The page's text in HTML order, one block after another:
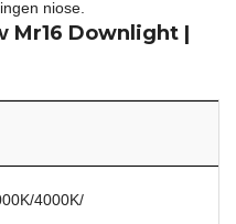
niose.
Mr16 Downlight |
4000K/